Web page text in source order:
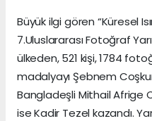
Büyük ilgi gören “Küresel
7.Uluslararası Fotoğraf
ülkeden, 521 kişi, 1784
madalyayı Şebnem
Bangladeşli Mithail Afrige
ise Kadir Tezel kazandı.